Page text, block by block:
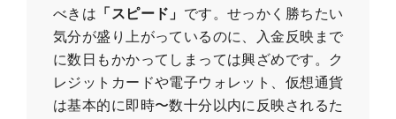
べきは 「スピード」 です。せっかく勝ちたい
気分が盛り上がっているのに、入金反映まで
に数日もかかってしまっては興ざめです。ク
レジットカードや電子ウォレット、仮想通貨
は基本的に即時〜数十分以内に反映されるた